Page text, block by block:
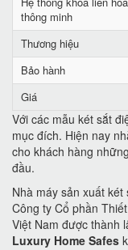
thông minh
Thương hiệu
Bảo hành
Giá
Với các mẫu két sắt
mục đích. Hiện nay
cho khách hàng
đầu.
Nhà máy sản xuất két
Công ty Cổ phần
Việt Nam được thành
Luxury Home Safes